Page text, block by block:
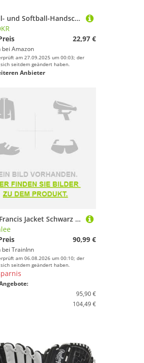
Baseball- und Softball-Handschuhe Power Defense Dickerer Fäustling for Jugendliche Erwachsene Infielder Pitcher Vollhand für Baseball(Brown,10.5inch)
22,97 €
bei Amazon
am 27.09.2025 um 00:03; der
seitdem geändert haben.
Anbieter
Benlee Francis Jacket Schwarz S Mann
90,99 €
bei TrainInn
am 06.08.2026 um 00:10; der
seitdem geändert haben.
95,90 €
104,49 €